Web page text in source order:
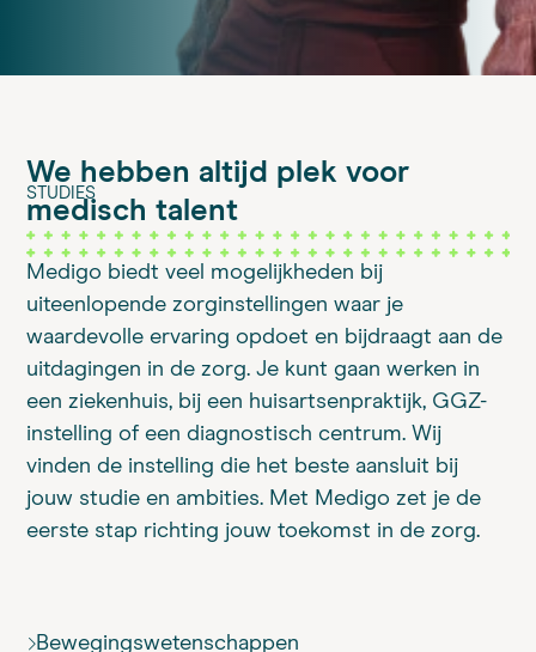
STUDIES
We hebben altijd plek voor
medisch talent
Medigo biedt veel mogelijkheden bij
uiteenlopende zorginstellingen waar je
waardevolle ervaring opdoet en bijdraagt aan de
uitdagingen in de zorg. Je kunt gaan werken in
een ziekenhuis, bij een huisartsenpraktijk, GGZ-
instelling of een diagnostisch centrum. Wij
vinden de instelling die het beste aansluit bij
jouw studie en ambities. Met Medigo zet je de
eerste stap richting jouw toekomst in de zorg.
Bewegings­wetenschappen